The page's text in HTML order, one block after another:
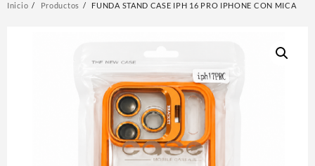
Inicio Productos FUNDA STAND CASE IPH 16 PRO IPHONE CON MICA